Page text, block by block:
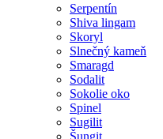
Serpentín
Shiva lingam
Skoryl
Slnečný kameň
Smaragd
Sodalit
Sokolie oko
Spinel
Sugilit
Šungit